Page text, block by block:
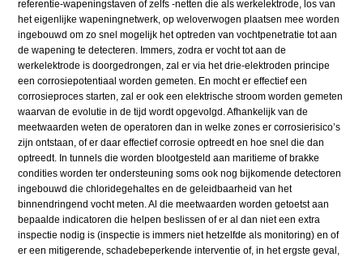
referentie-wapeningstaven of zelfs -netten die als werkelektrode, los van
het eigenlijke wapeningnetwerk, op weloverwogen plaatsen mee worden
ingebouwd om zo snel mogelijk het optreden van vochtpenetratie tot aan
de wapening te detecteren. Immers, zodra er vocht tot aan de
werkelektrode is doorgedrongen, zal er via het drie-elektroden principe
een corrosiepotentiaal worden gemeten. En mocht er effectief een
corrosieproces starten, zal er ook een elektrische stroom worden gemeten
waarvan de evolutie in de tijd wordt opgevolgd. Afhankelijk van de
meetwaarden weten de operatoren dan in welke zones er corrosierisico’s
zijn ontstaan, of er daar effectief corrosie optreedt en hoe snel die dan
optreedt. In tunnels die worden blootgesteld aan maritieme of brakke
condities worden ter ondersteuning soms ook nog bijkomende detectoren
ingebouwd die chloridegehaltes en de geleidbaarheid van het
binnendringend vocht meten. Al die meetwaarden worden getoetst aan
bepaalde indicatoren die helpen beslissen of er al dan niet een extra
inspectie nodig is (inspectie is immers niet hetzelfde als monitoring) en of
er een mitigerende, schadebeperkende interventie of, in het ergste geval,